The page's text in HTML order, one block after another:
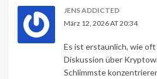
JENS ADDICTED
März 12, 2026 AT 20:34
Es ist erstaunlich, wie
Diskussion über
Schlimmste